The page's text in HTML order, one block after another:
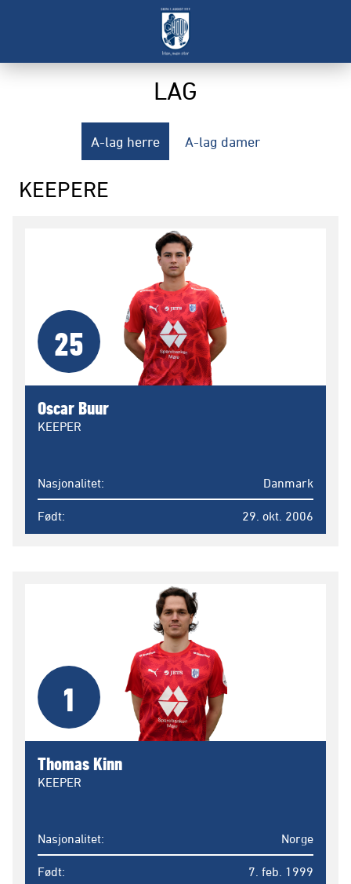
LAG
A-lag herre A-lag damer
KEEPERE
25
Oscar Buur
KEEPER
Nasjonalitet Danmark
Født 29. okt. 2006
1
Thomas Kinn
KEEPER
Nasjonalitet Norge
Født 7. feb. 1999